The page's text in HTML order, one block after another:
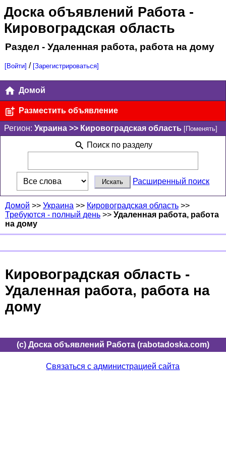
Доска объявлений Работа-
Кировоградская область
Раздел - Удаленная работа, работа на дому
[Войти] / [Зарегистрироваться]
Домой
Разместить объявление
Регион: Украина >> Кировоградская область [Поменять]
Поиск по разделу
Расширенный поиск
Домой >> Украина >> Кировоградская область >>
Требуются - полный день >> Удаленная работа, работа
на дому
Кировоградская область -
Удаленная работа, работа на
дому
(c) Доска объявлений Работа (rabotadoska.com)
Связаться с администрацией сайта